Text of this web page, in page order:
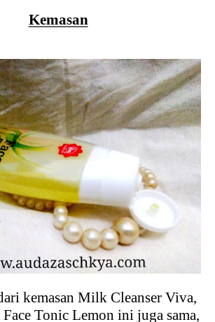
Kemasan
kemasan Milk Cleanser Viva,
Tonic Lemon ini juga sama,